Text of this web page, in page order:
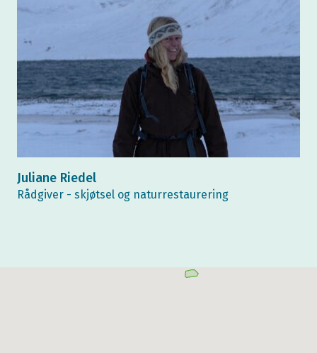
Juliane Riedel
Rådgiver - skjøtsel og naturrestaurering